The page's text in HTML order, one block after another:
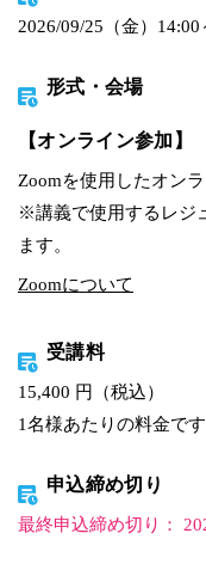
2026/09/25（金）14:00
形式・会場
【オンライン参加】
Zoomを使用したオン
※講義で使用するレジ
ます。
Zoomについて
受講料
15,400 円（税込）
1名様あたりの料金です
申込締め切り
最終申込締め切り：